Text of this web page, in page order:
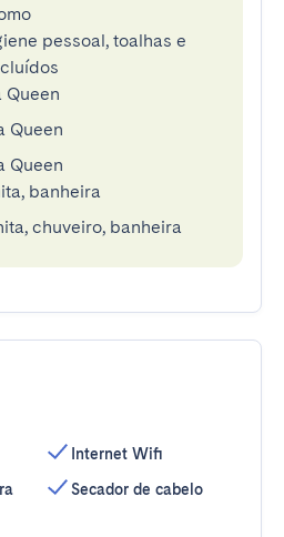
pessoal, toalhas e
Queen
Queen
Queen
banheira
chuveiro, banheira
Internet Wifi
Secador de cabelo